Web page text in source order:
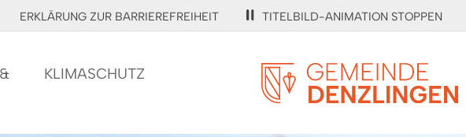
ERKLÄRUNG ZUR BARRIEREFREIHEIT TITELBILD-ANIMATION STOPPEN
KLIMASCHUTZ